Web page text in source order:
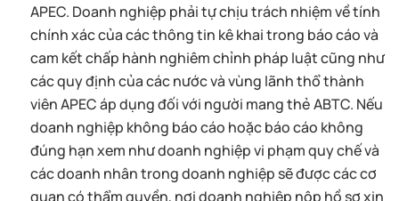
APEC. Doanh nghiệp phải tự chịu trách nhiệm về tính
chính xác của các thông tin kê khai trong báo cáo và
cam kết chấp hành nghiêm chỉnh pháp luật cũng như
các quy định của các nước và vùng lãnh thổ thành
viên APEC áp dụng đối với người mang thẻ ABTC. Nếu
doanh nghiệp không báo cáo hoặc báo cáo không
đúng hạn xem như doanh nghiệp vi phạm quy chế và
các doanh nhân trong doanh nghiệp sẽ được các cơ
quan có thẩm quyền, nơi doanh nghiệp nộp hồ sơ xin